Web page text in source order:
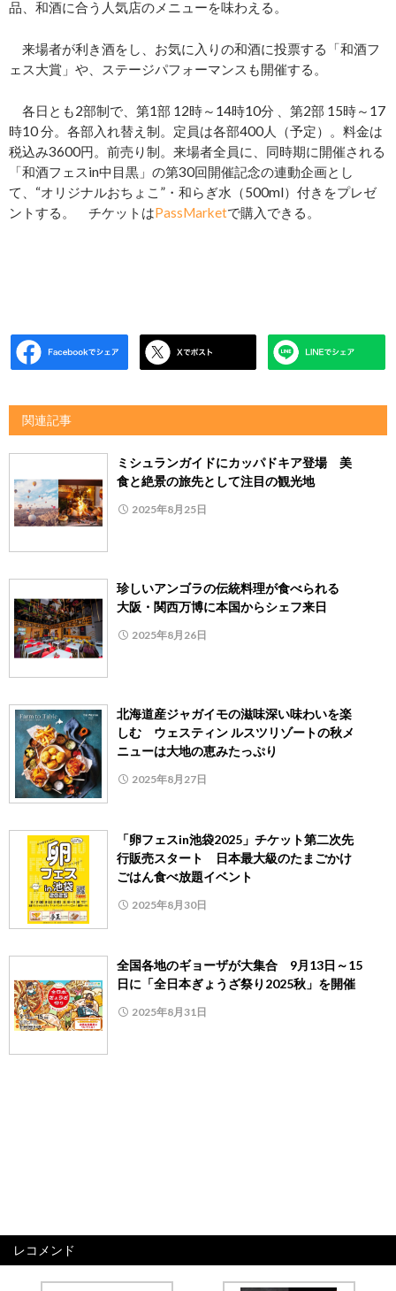
品、和酒に合う人気店のメニューを味わえる。
来場者が利き酒をし、お気に入りの和酒に投票する「和酒フ
ェス大賞」や、ステージパフォーマンスも開催する。
各日とも2部制で、第1部 12時～14時10分 、第2部 15時～17
時10 分。各部入れ替え制。定員は各部400人（予定）。料金は
税込み3600円。前売り制。来場者全員に、同時期に開催される
「和酒フェスin中目黒」の第30回開催記念の連動企画とし
て、“オリジナルおちょこ”・和らぎ水（500ml）付きをプレゼ
ントする。 チケットはPassMarketで購入できる。
関連記事
ミシュランガイドにカッパドキア登場 美
食と絶景の旅先として注目の観光地
2025年8月25日
珍しいアンゴラの伝統料理が食べられる
大阪・関西万博に本国からシェフ来日
2025年8月26日
北海道産ジャガイモの滋味深い味わいを楽
しむ ウェスティン ルスツリゾートの秋メ
ニューは大地の恵みたっぷり
2025年8月27日
「卵フェスin池袋2025」チケット第二次先
行販売スタート 日本最大級のたまごかけ
ごはん食べ放題イベント
2025年8月30日
全国各地のギョーザが大集合 9月13日～15
日に「全日本ぎょうざ祭り2025秋」を開催
2025年8月31日
レコメンド